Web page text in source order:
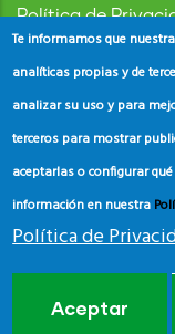
Política de
Aviso Legal
Política de
Te informamos que
analíticas propias y de
analizar su uso y para
terceros para mostrar
aceptarlas o configurar
información en nuestra
Política de
Aceptar